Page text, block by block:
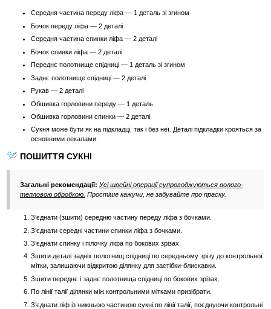
Середня частина переду ліфа — 1 деталь зі згином
Бочок переду ліфа — 2 деталі
Середня частина спинки ліфа — 2 деталі
Бочок спинки ліфа — 2 деталі
Переднє полотнище спідниці — 1 деталь зі згином
Заднє полотнище спідниці — 2 деталі
Рукав — 2 деталі
Обшивка горловини переду — 1 деталь
Обшивка горловини спинки — 2 деталі
Сукня може бути як на підкладці, так і без неї. Деталі підкладки крояться за
основними лекалами.
🪡 ПОШИТТЯ СУКНІ
Загальні рекомендації: Усі швейні операції супроводжуються волого-
тепловою обробкою. Простіше кажучи, не забувайте про праску.
З’єднати (зшити) середню частину переду ліфа з бочками.
З’єднати середні частини спинки ліфа з бочками.
З’єднати спинку і пілочку ліфа по бокових зрізах.
Зшити деталі задніх полотнищ спідниці по середньому зрізу до контрольної
мітки, залишаючи відкритою ділянку для застібки-блискавки.
Зшити переднє і заднє полотнища спідниці по бокових зрізах.
По лінії талії ділянки між контрольними мітками призібрати.
З’єднати ліф із нижньою частиною сукні по лінії талії, поєднуючи контрольні